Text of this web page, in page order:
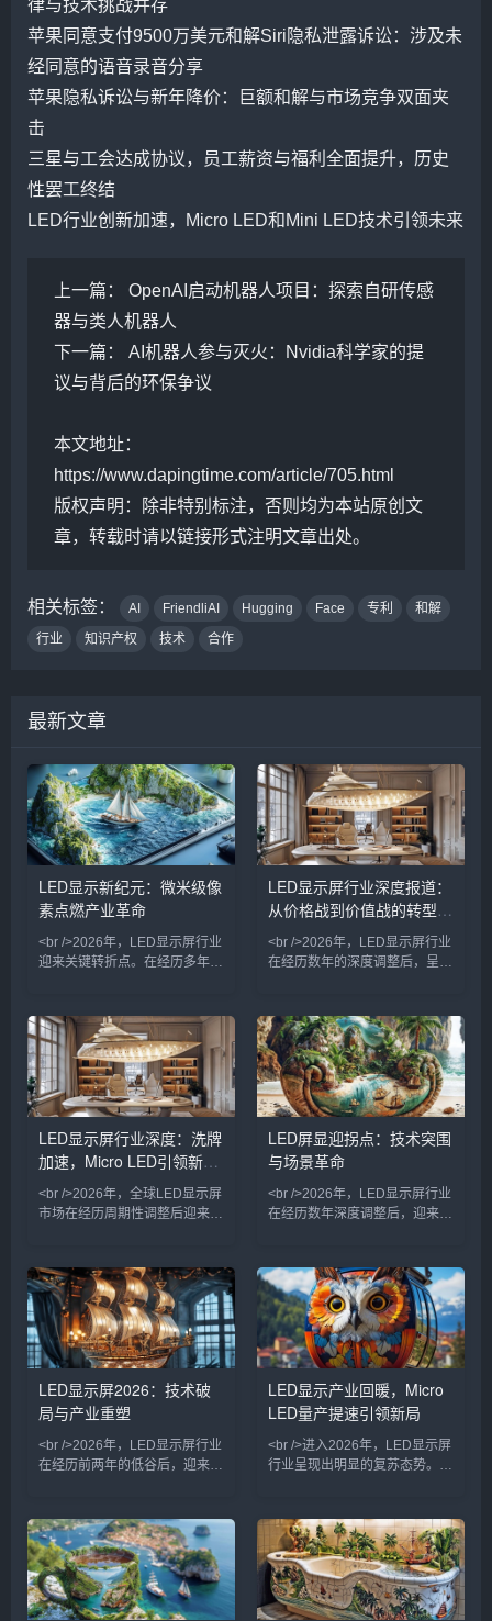
律与技术挑战并存
苹果同意支付9500万美元和解Siri隐私泄露诉讼：涉及未
经同意的语音录音分享
苹果隐私诉讼与新年降价：巨额和解与市场竞争双面夹
击
三星与工会达成协议，员工薪资与福利全面提升，历史
性罢工终结
LED行业创新加速，Micro LED和Mini LED技术引领未来
上一篇： OpenAI启动机器人项目：探索自研传感
器与类人机器人
下一篇： AI机器人参与灭火：Nvidia科学家的提
议与背后的环保争议
本文地址：
https://www.dapingtime.com/article/705.html
版权声明：
除非特别标注，否则均为本站原创文
章，转载时请以链接形式注明文章出处。
相关标签： AI FriendliAI Hugging Face 专利
和解
行业
知识产权 技术 合作
最新文章
LED显示新纪元：微米级像
素点燃产业革命
<br />2026年，LED显示屏行业
迎来关键转折点。在经历多年同
LED（微发光二极管）显示技术
从实验室走向量产线，成为今年
最耀眼的技术路线。与传统的
LCD和OLED不同，Micro LED
将LED芯片微缩至微米级，实现
更高的亮度、更低的功耗和更长
的寿命。多家头部厂商已展示基
于巨量转移技术的全彩样机，像
无
LED显示屏行业深度报道：
从价格战到价值战的转型之
路
<br />2026年，LED显示屏行业
在经历数年的深度调整后，呈现
广告、舞台租赁、虚拟拍摄等下
游需求的持续回暖，头部企业的
营收和净利润均实现双位数增
长。行业整体产能利用率回升至
健康水平，此前困扰行业的低价
竞争局面得到有效遏制。<br />
<br />这一轮复苏并非简单的周
期性反弹，而是行业结构性升级
LED和Mini
LED显示屏行业深度：洗牌
加速，Micro LED引领新赛
道
<br />2026年，全球LED显示屏
市场在经历周期性调整后迎来温
景的渗透率快速提升，行业不再
单纯依赖传统户外大屏的存量替
换，而是向更精细化的应用层级
拓展。据多家券商研报援引的产
业链调研信息，小间距LED在控
制室、演播室等专业市场的出货
量同比回升，而租赁市场也因演
艺活动常态化而保持稳定增长。
性屏等创新形态开始
LED屏显迎拐点：技术突围
与场景革命
<br />2026年，LED显示屏行业
在经历数年深度调整后，迎来实
营，产业链各环节的开工率与订
单量均呈现稳步回升态势。业内
普遍认为，此轮复苏并非简单的
周期性反弹，而是由技术迭代与
应用场景拓宽共同驱动的结构性
增长。尤其是Micro LED与COB
封装技术的规模化落地，让LED
显示屏在亮度、可靠性、功耗等
代领先，进
LED显示屏2026：技术破
局与产业重塑
<br />2026年，LED显示屏行业
在经历前两年的低谷后，迎来新
馈，均显示出温和增长的态势。
特别是在国内文旅夜游、商业综
合体改造及体育场馆升级等项目
的带动下，小间距与租赁屏市场
率先企稳。与此同时，海外市场
LED显示产业回暖，Micro
LED量产提速引领新局
<br />进入2026年，LED显示屏
行业呈现出明显的复苏态势。经
单显著回暖，尤其是户外广告、
舞台演艺、交通枢纽等传统应用
场景的招标项目明显增多。多家
产业链上游芯片与封装厂商的产
线稼动率已回升至九成以上，部